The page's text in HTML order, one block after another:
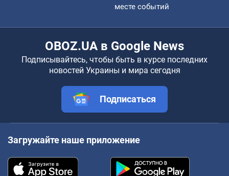
месте событий
OBOZ.UA в Google News
Подписывайтесь, чтобы быть в курсе последних
новостей Украины и мира сегодня
Подписаться
Загружайте наше приложение